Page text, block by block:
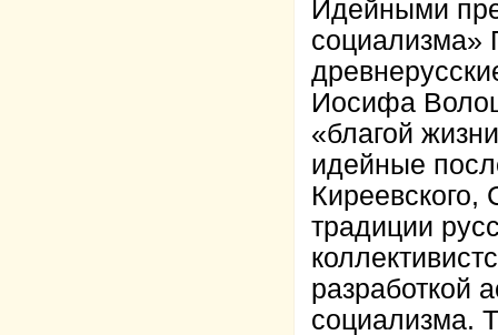
Идейными
социализма»
Иосифа
«благой
идейные
традиции
разработкой
социализма.